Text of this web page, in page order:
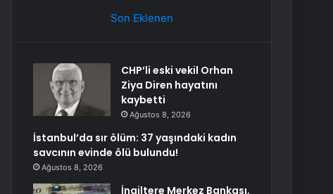
Son Eklenen
CHP’li eski vekil Orhan
Ziya Diren hayatını
kaybetti
Ağustos 8, 2026
İstanbul’da sır ölüm: 37 yaşındaki kadın
savcının evinde ölü bulundu!
Ağustos 8, 2026
İngiltere Merkez Bankası,